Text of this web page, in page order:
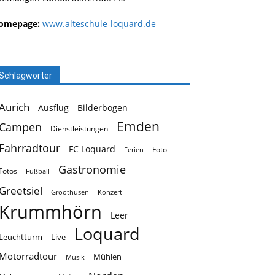
www.alteschule-loquard.de
Ausflug Bilderbogen
Dienstleistungen Emden
FC Loquard Ferien Foto
Fußball Gastronomie
Groothusen Konzert
Leer
Live Loquard
Musik Mühlen